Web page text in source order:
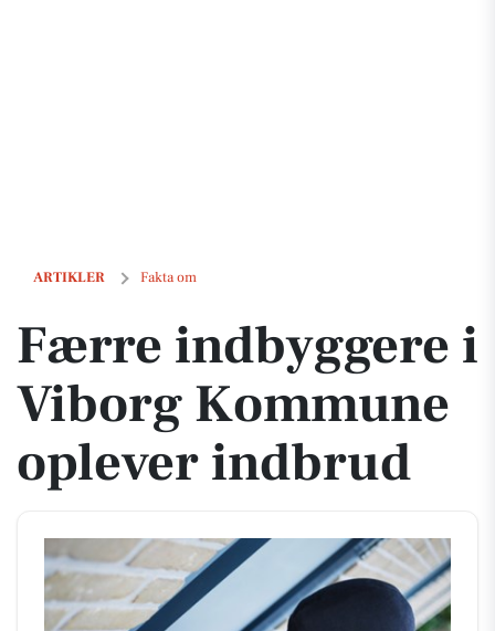
ARTIKLER Fakta om
Færre indbyggere i Viborg Kommune oplever indbrud
Færre indbyggere i
Viborg Kommune
oplever indbrud